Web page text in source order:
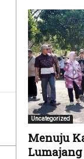
Uncategorized
Menuju